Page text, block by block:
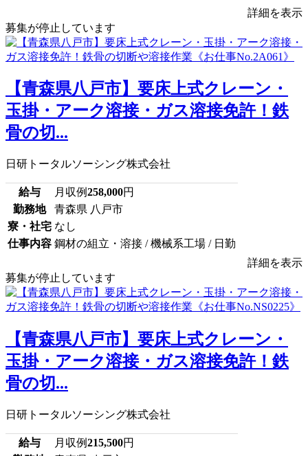
詳細を表示
募集が停止しています
【青森県八戸市】要床上式クレーン・
玉掛・アーク溶接・ガス溶接免許！鉄
骨の切...
日研トータルソーシング株式会社
給与 月収例258,000円
勤務地
青森県 八戸市
寮・社宅 なし
仕事内容 鋼材の組立・溶接 / 機械系工場 / 日勤
詳細を表示
募集が停止しています
【青森県八戸市】要床上式クレーン・
玉掛・アーク溶接・ガス溶接免許！鉄
骨の切...
日研トータルソーシング株式会社
給与 月収例215,500円